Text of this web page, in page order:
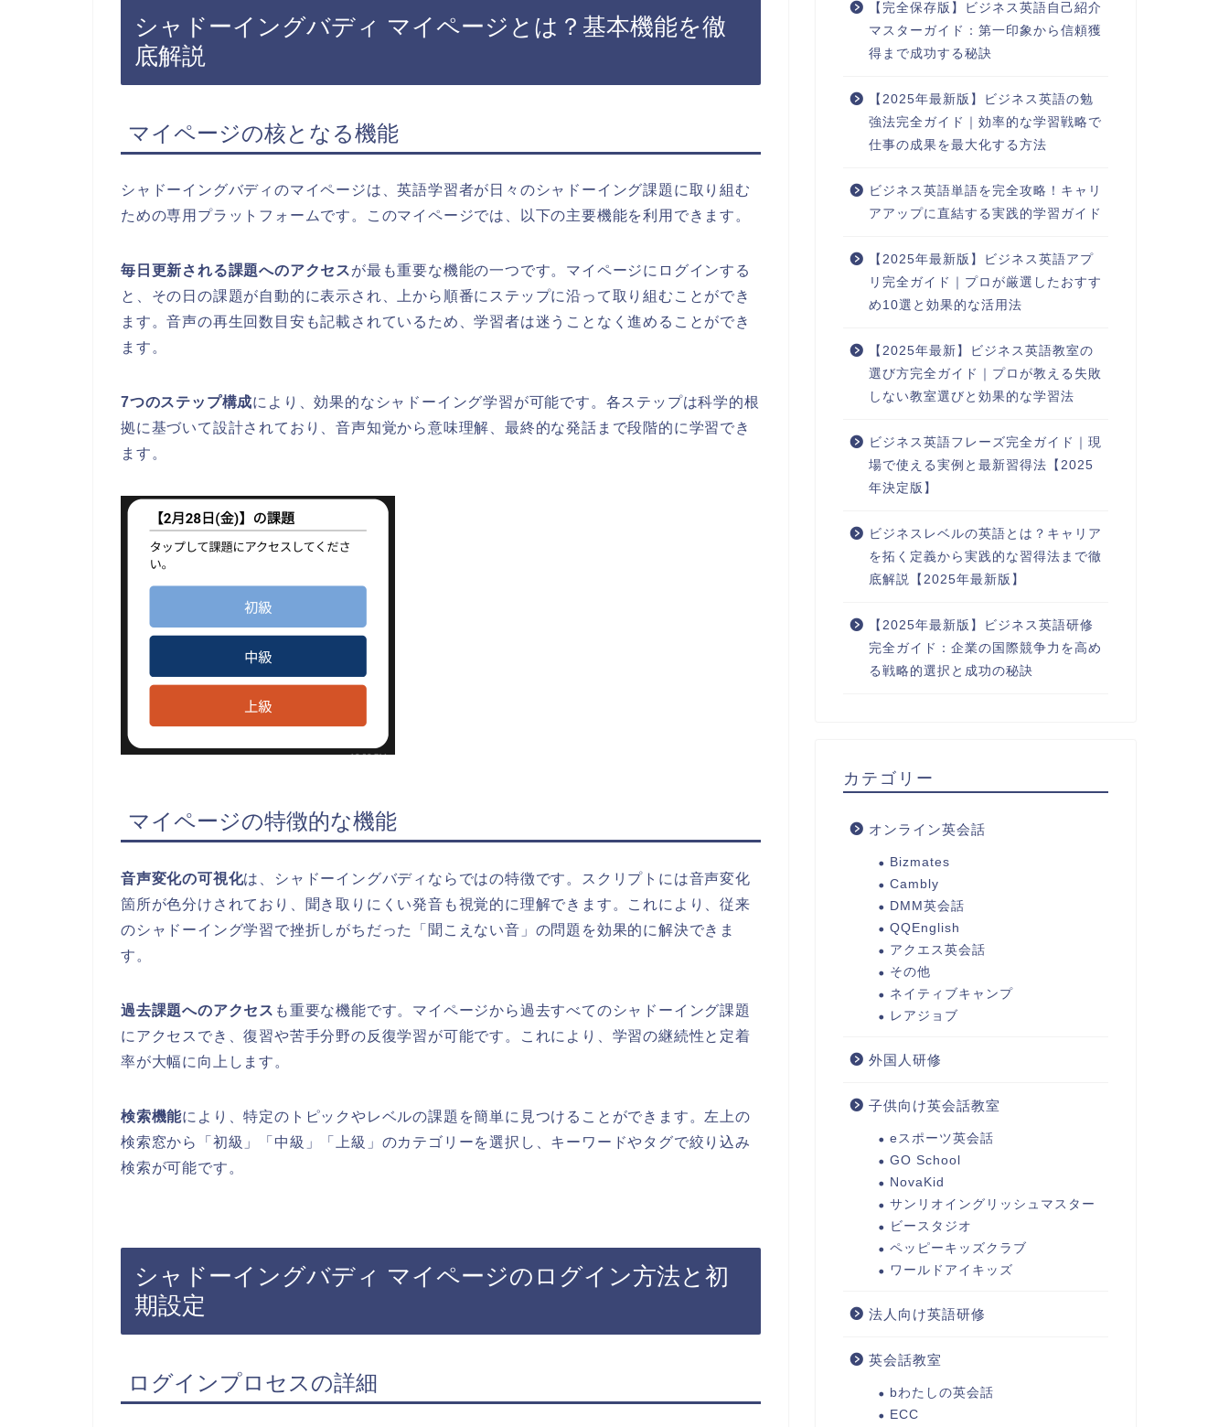
シャドーイングバディ マイページとは？基本機能を徹
底解説
マイページの核となる機能
シャドーイングバディのマイページは、英語学習者が日々のシャドーイング課題に取り組む
ための専用プラットフォームです。このマイページでは、以下の主要機能を利用できます。
毎日更新される課題へのアクセスが最も重要な機能の一つです。マイページにログインする
と、その日の課題が自動的に表示され、上から順番にステップに沿って取り組むことができ
ます。音声の再生回数目安も記載されているため、学習者は迷うことなく進めることができ
ます。
7つのステップ構成により、効果的なシャドーイング学習が可能です。各ステップは科学的根
拠に基づいて設計されており、音声知覚から意味理解、最終的な発話まで段階的に学習でき
ます。
マイページの特徴的な機能
音声変化の可視化は、シャドーイングバディならではの特徴です。スクリプトには音声変化
箇所が色分けされており、聞き取りにくい発音も視覚的に理解できます。これにより、従来
のシャドーイング学習で挫折しがちだった「聞こえない音」の問題を効果的に解決できま
す。
過去課題へのアクセス も重要な機能です。マイページから過去すべてのシャドーイング課題
にアクセスでき、復習や苦手分野の反復学習が可能です。これにより、学習の継続性と定着
率が大幅に向上します。
検索機能により、特定のトピックやレベルの課題を簡単に見つけることができます。左上の
検索窓から「初級」「中級」「上級」のカテゴリーを選択し、キーワードやタグで絞り込み
検索が可能です。
シャドーイングバディ マイページのログイン方法と初
期設定
ログインプロセスの詳細
【完全保存版】ビジネス英語自己紹介
マスターガイド：第一印象から信頼獲
得まで成功する秘訣
【2025年最新版】ビジネス英語の勉
強法完全ガイド｜効率的な学習戦略で
仕事の成果を最大化する方法
ビジネス英語単語を完全攻略！キャリ
アアップに直結する実践的学習ガイド
【2025年最新版】ビジネス英語アプ
リ完全ガイド｜プロが厳選したおすす
め10選と効果的な活用法
【2025年最新】ビジネス英語教室の
選び方完全ガイド｜プロが教える失敗
しない教室選びと効果的な学習法
ビジネス英語フレーズ完全ガイド｜現
場で使える実例と最新習得法【2025
年決定版】
ビジネスレベルの英語とは？キャリア
を拓く定義から実践的な習得法まで徹
底解説【2025年最新版】
【2025年最新版】ビジネス英語研修
完全ガイド：企業の国際競争力を高め
る戦略的選択と成功の秘訣
カテゴリー
オンライン英会話
Bizmates
Cambly
DMM英会話
QQEnglish
アクエス英会話
その他
ネイティブキャンプ
レアジョブ
外国人研修
子供向け英会話教室
eスポーツ英会話
GO School
NovaKid
サンリオイングリッシュマスター
ビースタジオ
ペッピーキッズクラブ
ワールドアイキッズ
法人向け英語研修
英会話教室
bわたしの英会話
ECC